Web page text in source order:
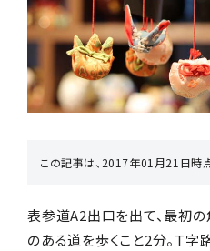
商品からギフトを探す
この記事は、2017年01月21日時
表参道A2出口を出て、最初
のある道を歩くこと2分。Ｔ字